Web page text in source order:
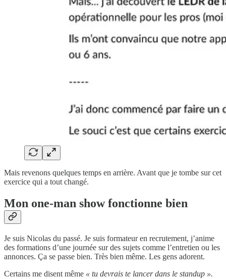
Mais revenons quelques temps en arrière. Avant que je tombe sur cet
exercice qui a tout changé.
Mon one-man show fonctionne bien
Je suis Nicolas du passé. Je suis formateur en recrutement, j’anime
des formations d’une journée sur des sujets comme l’entretien ou les
annonces. Ça se passe bien. Très bien même. Les gens adorent.
Certains me disent même « tu devrais te lancer dans le standup ».